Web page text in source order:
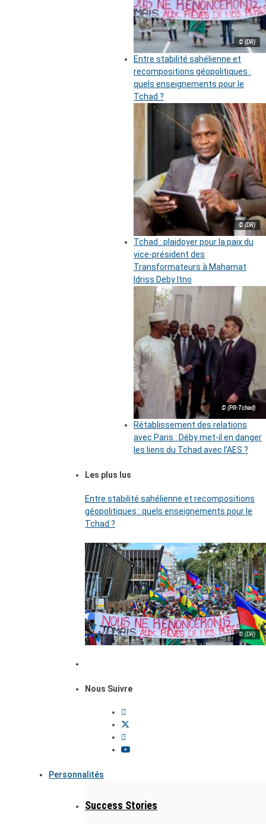
© (DR)
Entre stabilité sahélienne et
recompositions géopolitiques :
quels enseignements pour le
Tchad ?
© (DR)
Tchad : plaidoyer pour la paix du
vice-président des
Transformateurs à Mahamat
Idriss Deby Itno
© (PR-Tchad)
Rétablissement des relations
avec Paris : Déby met-il en danger
les liens du Tchad avec l’AES ?
Les plus lus
Entre stabilité sahélienne et recompositions
géopolitiques : quels enseignements pour le
Tchad ?
© (DR)
Nous Suivre
Personnalités
Success Stories